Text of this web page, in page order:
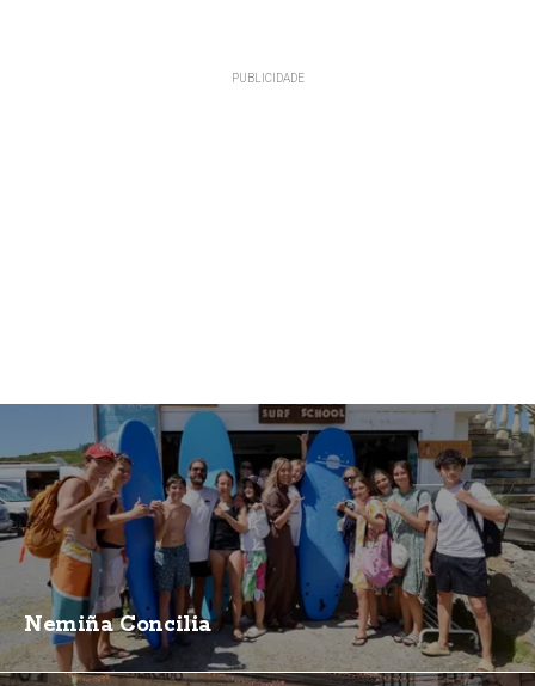
Nemiña Concilia